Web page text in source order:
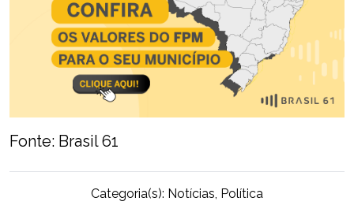
Fonte: Brasil 61
Categoria(s): Notícias, Política